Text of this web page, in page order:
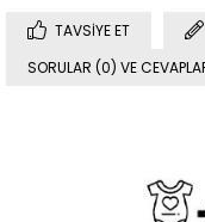
TAVSIYE ET
SORULAR (0) VE